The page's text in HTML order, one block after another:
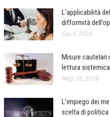
PRASSI
AMMINISTRATIVA
GIURISPRUDENZA
EUROPEA
COSTITUZIONALE
L’applicabilità
difformità
Giu 4, 2026
Misure cautelari
lettura
Mag 28, 2026
L’impiego dei
scelta di politica